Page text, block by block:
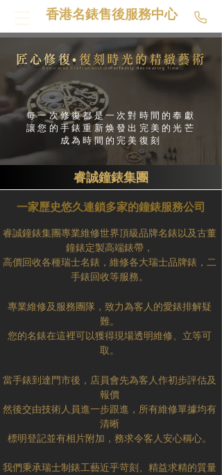
香港名錶售後服務中心
匠心修復• 復刻時光的精緻藝術
Dedicated Craftsmanship •Perfectly Recreating Time
每一次修復都是一次對時間的奉獻
讓您的手錶重新焕發出完美的光芒
成為時間的完美復刻
睿誠鐘錶集團
一家歷史悠久連鎖多家的鐘錶服務公司
睿誠鐘錶集團專業維修世界頂級品牌名錶以及古董
鐘錶定製高端錶帶，
高價回收各種瑞士名錶，維修各大瑞士品牌錶，二
手錶回收等服務。
專業維修及服務團隊，致力為客人的愛錶排解疑
難。
您的名錶在這裡可以獲得現場透明維修、立等可
取。
當手錶到達門市後，店員會先為客人作初步評估及
報價
然後交由技術人員進一步跟進， 所有維修單據均有
清晰
標明登記並有相片附加，務求令客人安心稱心。
我們秉承瑞士制錶工藝近乎苛刻、精益求精的質量